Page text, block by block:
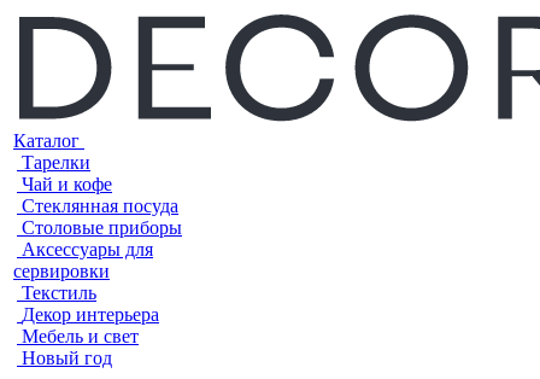
Каталог
Тарелки
Чай и кофе
Стеклянная посуда
Столовые приборы
Аксессуары для
сервировки
Текстиль
Декор интерьера
Мебель и свет
Новый год